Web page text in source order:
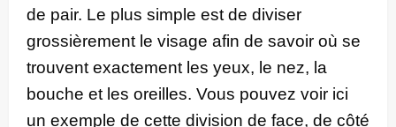
de pair. Le plus simple est de diviser
grossièrement le visage afin de savoir où se
trouvent exactement les yeux, le nez, la
bouche et les oreilles. Vous pouvez voir ici
un exemple de cette division de face, de côté